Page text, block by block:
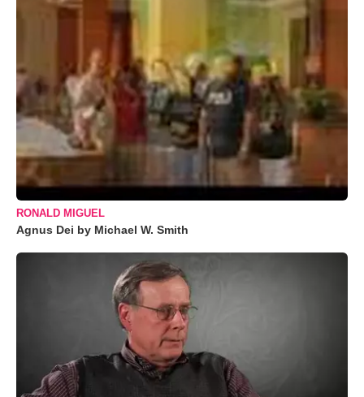
RONALD MIGUEL
Agnus Dei by Michael W. Smith